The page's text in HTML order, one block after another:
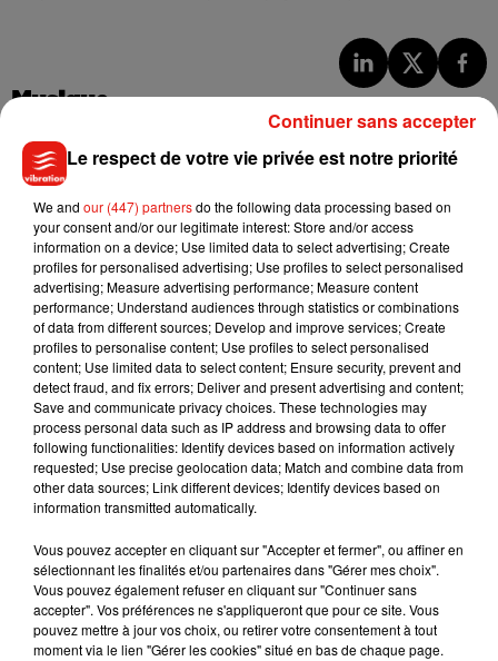
Musique
7 août 2026
dansant de l’année
7 août 2026
Angèle et Amélie Lens dévoilent leur
collaboration tant attendue
5 août 2026
Benny Blanco invite Selena Gomez et
Becky G sur son nouveau single
Tiny Desk invite Charlie Puth pour une
live session solaire
Le respect de votre vie privée est notre priorité
We and our (447) partnersdo the following data processing based on
your consent and/or our legitimate interest: Store and/or access
information on a device; Use limited data to select advertising; Create
profiles for personalised advertising; Use profiles to select personalised
advertising; Measure advertising performance; Measure content
performance; Understand audiences through statistics or combinations
of data from different sources; Develop and improve services; Create
profiles to personalise content; Use profiles to select personalised
content; Use limited data to select content; Ensure security, prevent and
detect fraud, and fix errors; Deliver and present advertising and content;
Save and communicate privacy choices. These technologies may
process personal data such as IP address and browsing data to offer
following functionalities: Identify devices based on information actively
requested; Use precise geolocation data; Match and combine data from
other data sources; Link different devices; Identify devices based on
information transmitted automatically.
Vous pouvez accepter en cliquant sur "Accepter et fermer", ou affiner en
sélectionnant les finalités et/ou partenaires dans "Gérer mes choix".
Vous pouvez également refuser en cliquant sur "Continuer sans
accepter". Vos préférences ne s'appliqueront que pour ce site. Vous
pouvez mettre à jour vos choix, ou retirer votre consentement à tout
moment via le lien "Gérer les cookies" situé en bas de chaque page.
Continuer sans accepter